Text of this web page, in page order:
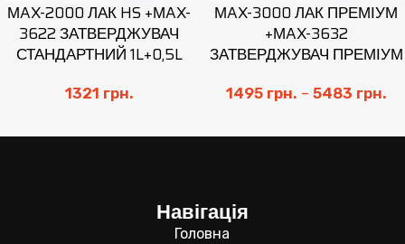
МAX-2000 ЛАК HS +МAX-
3622 ЗАТВЕРДЖУВАЧ
СТАНДАРТНИЙ 1L+0,5L
1321 грн.
МAX-3000 ЛАК ПРЕМІУМ
+МAX-3632
ЗАТВЕРДЖУВАЧ ПРЕМІУМ
1495 грн. – 5483 грн.
Навігація
Головна